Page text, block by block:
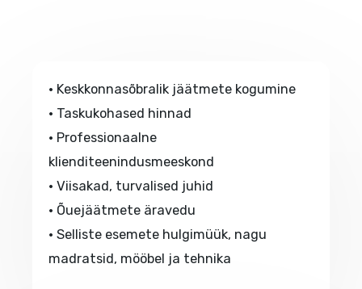
• Keskkonnasõbralik jäätmete kogumine
• Taskukohased hinnad
• Professionaalne
klienditeenindusmeeskond
• Viisakad, turvalised juhid
• Õuejäätmete äravedu
• Selliste esemete hulgimüük, nagu
madratsid, mööbel ja tehnika